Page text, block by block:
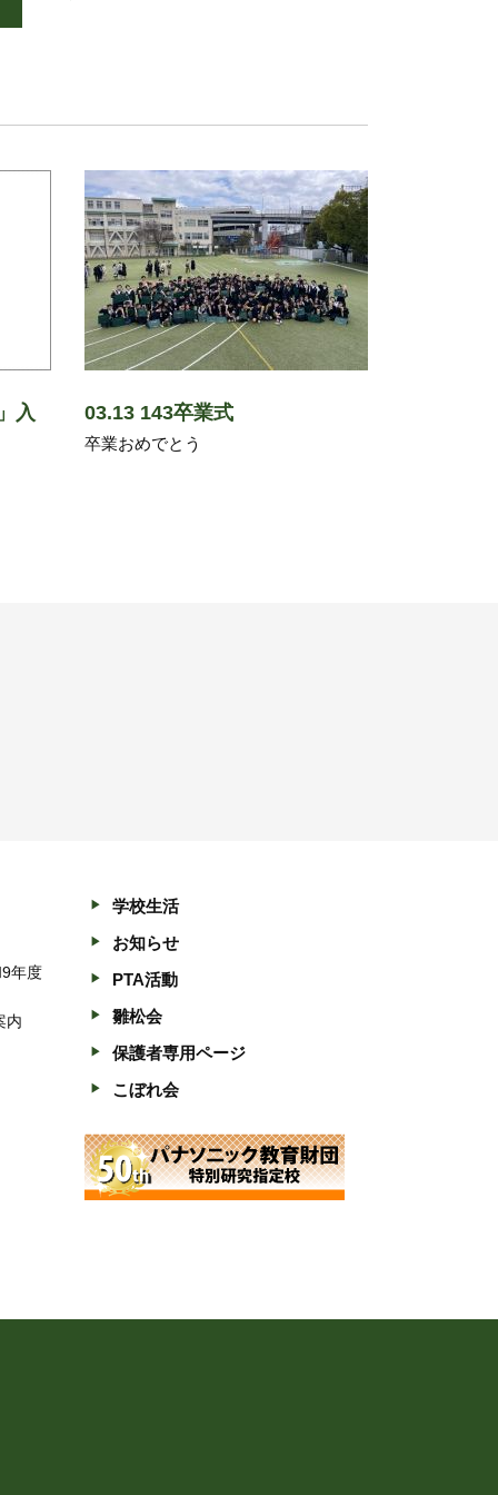
入 03.13 143卒業式
卒業おめでとう
年度
内
学校生活
お知らせ
PTA活動
雛松会
保護者専用ページ
こぼれ会